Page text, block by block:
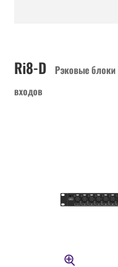
Ri8-D
Рэковые блоки
входов